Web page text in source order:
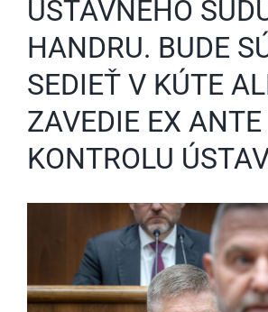
ÚSTAVNÉHO
HANDRU. BUDE
SEDIEŤ V KÚTE
ZAVEDIE EX ANTE
KONTROLU